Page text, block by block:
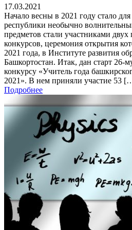
17.03.2021
Начало весны в 2021 году стало
республики необычно
предметов стали участниками
конкурсов, церемония открытия
2021 года, в Институте развития
Башкортостан. Итак, дан старт 26-
конкурсу «Учитель года
2021». В нем приняли участие 53
Подробнее